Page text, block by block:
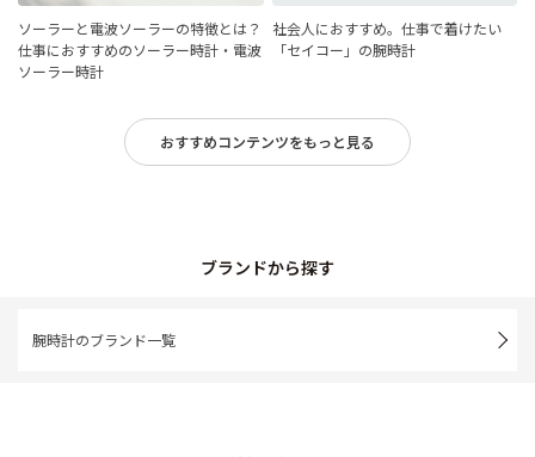
ソーラーと電波ソーラーの特徴とは？
仕事におすすめのソーラー時計・電波
ソーラー時計
社会人におすすめ。仕事で着けたい
「セイコー」の腕時計
おすすめコンテンツをもっと見る
ブランドから探す
腕時計のブランド一覧